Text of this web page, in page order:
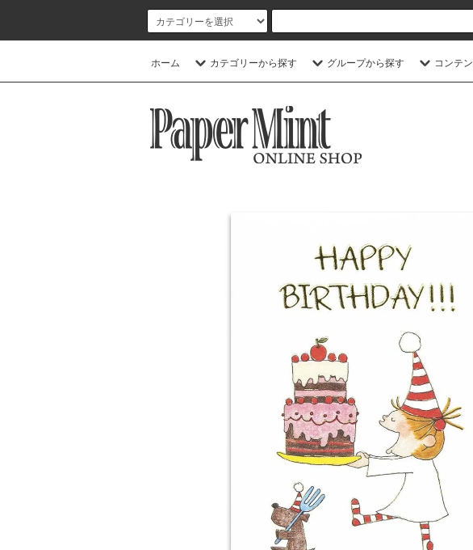
ホーム カテゴリーから探す グループから探す コンテ